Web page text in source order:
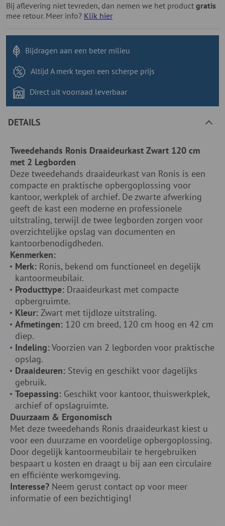
Bij aflevering niet tevreden, dan nemen we het product gratis
mee retour. Meer info? Klik hier
Bijdragen aan een beter milieu
Altijd A merk tegen een scherpe prijs
Direct uit voorraad leverbaar
DETAILS
Tweedehands Ronis Draaideurkast Zwart 120 cm
met 2 Legborden
Deze tweedehands draaideurkast van Ronis is een
compacte en praktische opbergoplossing voor
kantoor, werkplek of archief. De zwarte afwerking
geeft de kast een moderne en professionele
uitstraling, terwijl de twee legborden zorgen voor
overzichtelijke opslag van documenten en
kantoorbenodigdheden.
Kenmerken:
Merk: Ronis, bekend om functioneel en degelijk
kantoormeubilair.
Producttype: Draaideurkast met compacte
opbergruimte.
Kleur: Zwart met tijdloze uitstraling.
Afmetingen: 120 cm breed, 120 cm hoog en 42 cm
diep.
Indeling:Voorzien van 2 legborden voor praktische
opslag.
Draaideuren: Stevig en geschikt voor dagelijks
gebruik.
Toepassing: Geschikt voor kantoor, thuiswerkplek,
archief of opslagruimte.
Duurzaam & Ergonomisch
Met deze tweedehands Ronis draaideurkast kiest u
voor een duurzame en voordelige opbergoplossing.
Door degelijk kantoormeubilair te hergebruiken
bespaart u kosten en draagt u bij aan een circulaire
en efficiënte werkomgeving.
Interesse? Neem gerust contact op voor meer
informatie of een bezichtiging!